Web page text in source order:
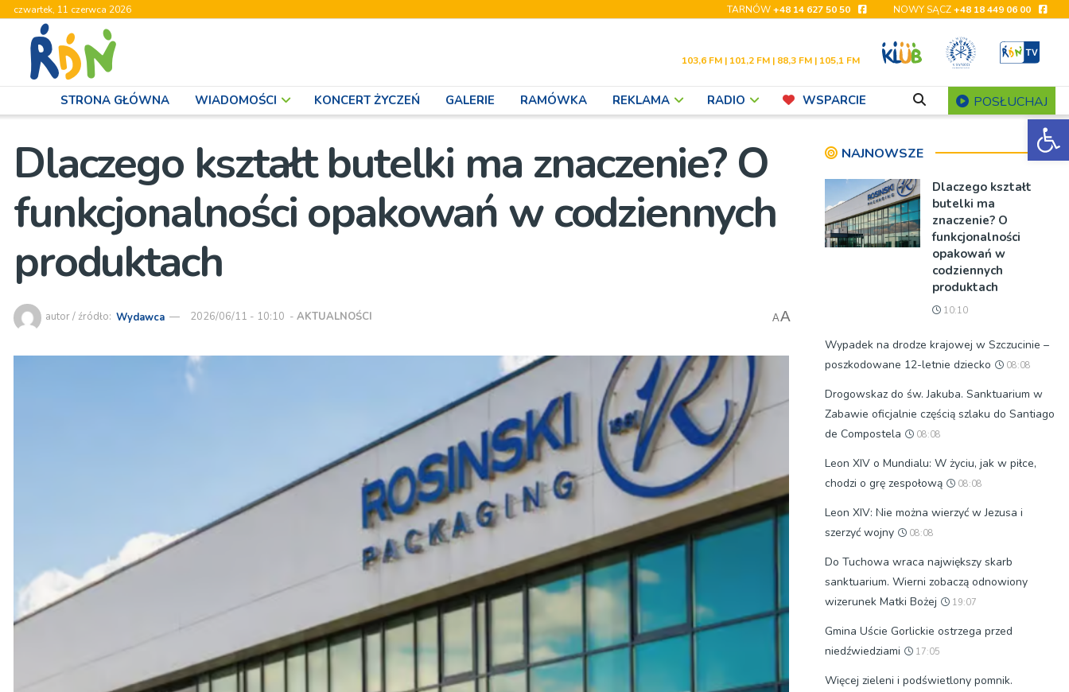
czwartek, 11 czerwca 2026 TARNÓW+48 14 627 50 50 NOWY SĄCZ+48 18 449 06 00
103,6 FM | 101,2 FM | 88,3 FM | 105,1 FM
STRONA GŁÓWNA WIADOMOŚCI KONCERT ŻYCZEŃ GALERIE RAMÓWKA REKLAMA RADIO WSPARCIE POSŁUCHAJ
Dlaczego kształt butelki ma znaczenie? O
funkcjonalności opakowań w codziennych
produktach
autor / źródło: Wydawca 2026/06/11 - 10:10 - AKTUALNOŚCI AA
NAJNOWSZE
Dlaczego kształt
butelki ma
znaczenie? O
funkcjonalności
opakowań w
codziennych
produktach
10:10
Wypadek na drodze krajowej w Szczucinie –
poszkodowane 12-letnie dziecko
08:08
Drogowskaz do św. Jakuba. Sanktuarium w
Zabawie oficjalnie częścią szlaku do Santiago
de Compostela
08:08
Leon XIV o Mundialu: W życiu, jak w piłce,
chodzi o grę zespołową
08:08
Leon XIV: Nie można wierzyć w Jezusa i
szerzyć wojny
08:08
Do Tuchowa wraca największy skarb
sanktuarium. Wierni zobaczą odnowiony
wizerunek Matki Bożej
19:07
Gmina Uście Gorlickie ostrzega przed
niedźwiedziami
17:05
Więcej zieleni i podświetlony pomnik.